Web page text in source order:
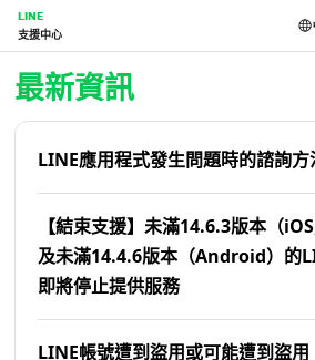
LINE
支援中心
首頁 | LINE支援中心
最新資訊
LINE應用程式發生問題時的諮詢方
【結束支援】未滿14.6.3版本（
及未滿14.4.6版本（Android）的
即將停止提供服務
LINE帳號遭到盜用或可能遭到盜用